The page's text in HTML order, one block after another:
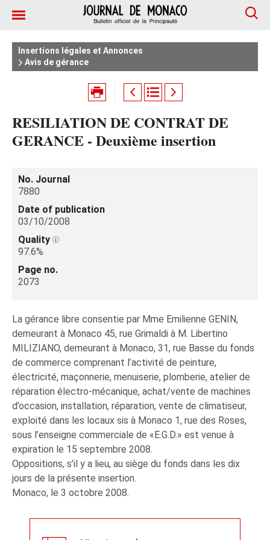
Insertions légales et Annonces
Avis de gérance
RESILIATION DE CONTRAT DE
GERANCE - Deuxième insertion
No. Journal
7880
Date of publication
03/10/2008
Quality
97.6%
Page no.
2073
La gérance libre consentie par Mme Emilienne GENIN,
demeurant à Monaco 45, rue Grimaldi à M. Libertino
MILIZIANO, demeurant à Monaco, 31, rue Basse du fonds
de commerce comprenant l’activité de peinture,
électricité, maçonnerie, menuiserie, plomberie, atelier de
réparation électro-mécanique, achat/vente de machines
d’occasion, installation, réparation, vente de climatiseur,
exploité dans les locaux sis à Monaco 1, rue des Roses,
sous l’enseigne commerciale de «E.G.D.» est venue à
expiration le 15 septembre 2008.
Oppositions, s’il y a lieu, au siège du fonds dans les dix
jours de la présente insertion.
Monaco, le 3 octobre 2008.